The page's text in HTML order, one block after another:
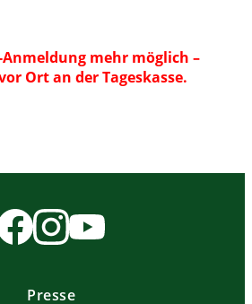
mehr möglich –
Ort an der Tageskasse.
Presse